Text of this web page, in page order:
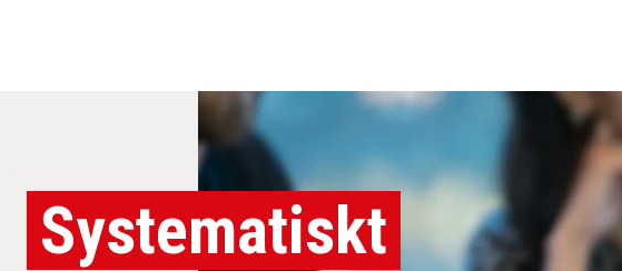
Systematiskt